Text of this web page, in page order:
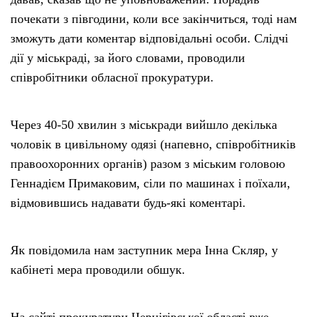
почекати з півгодини, коли все закінчиться, тоді нам
зможуть дати коментар відповідальні особи. Слідчі
дії у міськраді, за його словами, проводили
співробітники обласної прокуратури.
Через 40-50 хвилин з міськради вийшло декілька
чоловік в цивільному одязі (напевно, співробітників
правоохоронних органів) разом з міським головою
Геннадієм Примаковим, сіли по машинах і поїхали,
відмовившись надавати будь-які коментарі.
Як повідомила нам заступник мера Інна Скляр, у
кабінеті мера проводили обшук.